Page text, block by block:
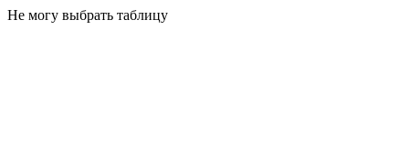
Не могу выбрать таблицу